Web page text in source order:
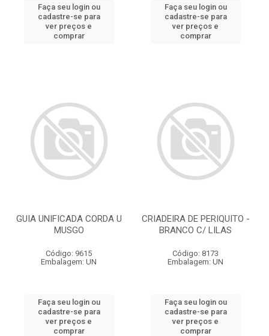
Faça seu login ou
cadastre-se para
ver preços e
comprar
Faça seu login ou
cadastre-se para
ver preços e
comprar
GUIA UNIFICADA CORDA U
MUSGO
Código: 9615
Embalagem: UN
Faça seu login ou
cadastre-se para
ver preços e
comprar
CRIADEIRA DE PERIQUITO -
BRANCO C/ LILAS
Código: 8173
Embalagem: UN
Faça seu login ou
cadastre-se para
ver preços e
comprar